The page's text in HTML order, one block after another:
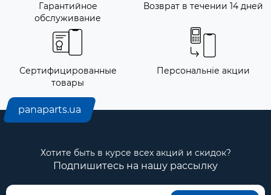
Гарантийное
обслуживание
Возврат в течении 14 дней
Сертифицированные
товары
Персональніе акции
panaparts.ua
Хотите быть в курсе всех акций и скидок?
Подпишитесь на нашу рассылку